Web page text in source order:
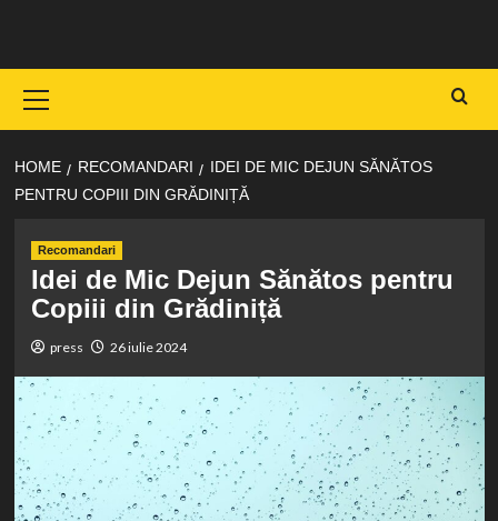
content
Menu
HOME RECOMANDARI
IDEI DE MIC DEJUN SĂNĂTOS
PENTRU COPIII DIN GRĂDINIȚĂ
Recomandari
Idei de Mic Dejun Sănătos pentru
Copiii din Grădiniță
press 26 iulie 2024